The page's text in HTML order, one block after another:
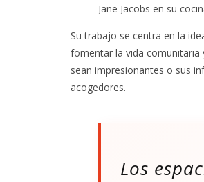
Jane Jacobs en su
Su trabajo se centra en la
fomentar la vida comunitaria
sean impresionantes o sus
acogedores.
Los